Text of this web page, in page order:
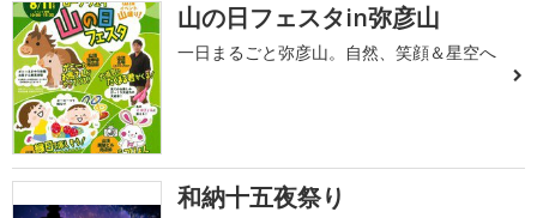
山の日フェスタin弥彦山
一日まるごと弥彦山。自然、笑顔＆星空へ
和納十五夜祭り